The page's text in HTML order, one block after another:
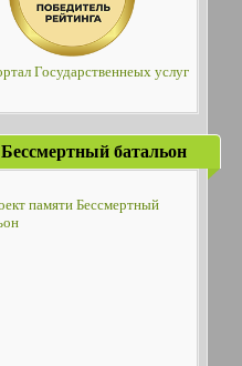
Бессмертный батальон